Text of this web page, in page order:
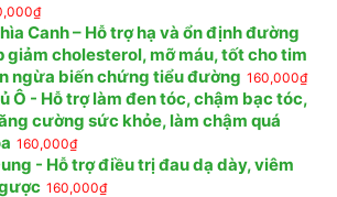
₫
Canh – Hỗ trợ hạ và ổn định đường
giảm cholesterol, mỡ máu, tốt cho tim
ngừa biến chứng tiểu đường 160,000₫
Ô - Hỗ trợ làm đen tóc, chậm bạc tóc,
cường sức khỏe, làm chậm quá
160,000₫
- Hỗ trợ điều trị đau dạ dày, viêm
160,000₫